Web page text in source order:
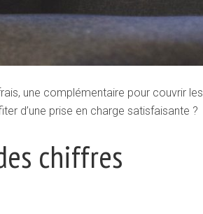
une complémentaire pour couvrir les
d’une prise en charge satisfaisante ?
chiffres